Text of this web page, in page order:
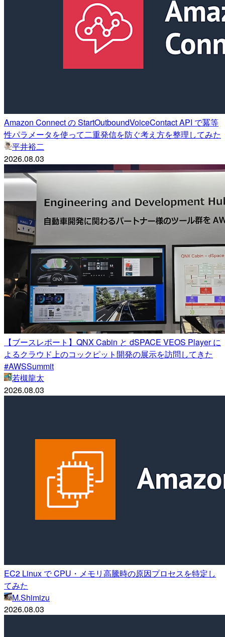
Amazon Connect の StartOutboundVoiceContact API で冪等
性パラメータを使って二重発信を防ぐ考え方を整理してみた
平井裕二
2026.08.03
【ブースレポート】QNX Cabin と dSPACE VEOS Player に
よるクラウド上のコックピット開発の展示を訪問してきた
#AWSSummit
若槻龍太
2026.08.03
EC2 Linux で CPU・メモリ高騰時の原因プロセスを特定し
てみた
M.Shimizu
2026.08.03